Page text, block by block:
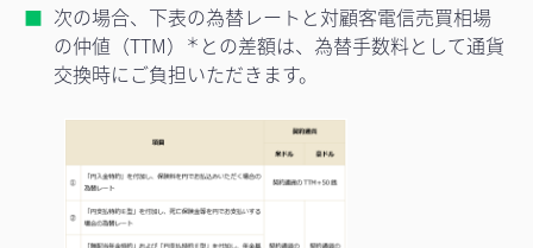
次の場合、下表の為替レートと対顧客電信売買相場
の仲値（TTM）
＊ との差額は、為替手数料として通貨
交換時にご負担いただきます。